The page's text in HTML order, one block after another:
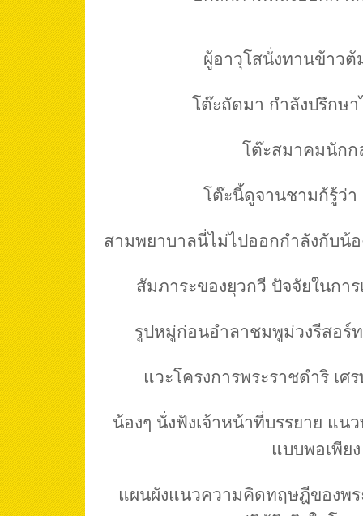
ผู้อาวุโสนั่งทานข้าวต้
โต๊ะถัดมา กำลังปรึกษ
โต๊ะสมาคมนักก
โต๊ะนี้ดูจานชามก้รู้ว่า
สามพยาบาลนี่ไม่ไปออกกำลังกับน้อ
สัมภาระของยุวกวี ปัจจัยในกา
รูปหมู่ก่อนอำลาชมพูม่วงรีสอร์
แวะโครงการพระราชดำริ เศ
น้องๆ นั่งฟังเจ้าหน้าที่บรรยาย แน
แบบพอเพียง
แผนผังแนวความคิดทฤษฎีของพร